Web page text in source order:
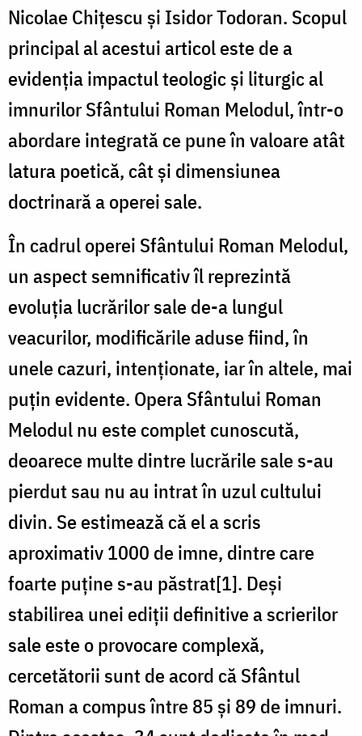
Nicolae Chițescu și Isidor Todoran. Scopul
principal al acestui articol este de a
evidenția impactul teologic și liturgic al
imnurilor Sfântului Roman Melodul, într-o
abordare integrată ce pune în valoare atât
latura poetică, cât și dimensiunea
doctrinară a operei sale.
În cadrul operei Sfântului Roman Melodul,
un aspect semnificativ îl reprezintă
evoluția lucrărilor sale de-a lungul
veacurilor, modificările aduse fiind, în
unele cazuri, intenționate, iar în altele, mai
puțin evidente. Opera Sfântului Roman
Melodul nu este complet cunoscută,
deoarece multe dintre lucrările sale s-au
pierdut sau nu au intrat în uzul cultului
divin. Se estimează că el a scris
aproximativ 1000 de imne, dintre care
foarte puține s-au păstrat[1]. Deși
stabilirea unei ediții definitive a scrierilor
sale este o provocare complexă,
cercetătorii sunt de acord că Sfântul
Roman a compus între 85 și 89 de imnuri.